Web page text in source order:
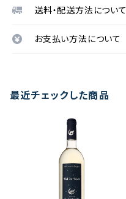
送料・配送方法について
お支払い方法について
最近チェックした商品